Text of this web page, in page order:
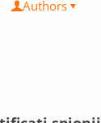
Authors